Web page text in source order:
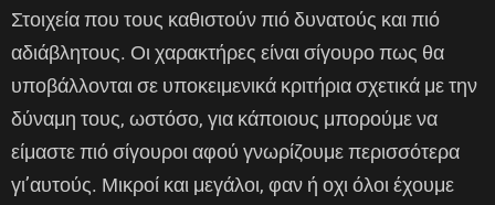
Στοιχεία που τους καθιστούν πιό δυνατούς και πιό
αδιάβλητους. Οι χαρακτήρες είναι σίγουρο πως θα
υποβάλλονται σε υποκειμενικά κριτήρια σχετικά με την
δύναμη τους, ωστόσο, για κάποιους μπορούμε να
είμαστε πιό σίγουροι αφού γνωρίζουμε περισσότερα
γι’αυτούς. Μικροί και μεγάλοι, φαν ή οχι όλοι έχουμε